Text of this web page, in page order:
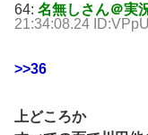
64: 名無しさん＠実
21:34:08.24
>>36
上どころか